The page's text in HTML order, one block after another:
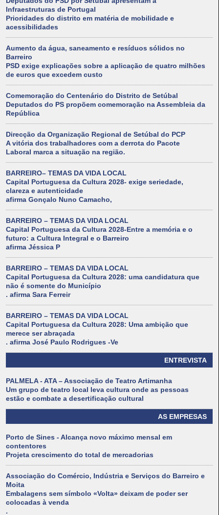
Infraestruturas de Portugal
Prioridades do distrito em matéria de mobilidade e
acessibilidades
Aumento da água, saneamento e resíduos sólidos no
Barreiro
PSD exige explicações sobre a aplicação de quatro milhões
de euros que excedem custo
Comemoração do Centenário do Distrito de Setúbal
Deputados do PS propõem comemoração na Assembleia da
República
Direcção da Organização Regional de Setúbal do PCP
A vitória dos trabalhadores com a derrota do Pacote
Laboral marca a situação na região.
BARREIRO– TEMAS DA VIDA LOCAL
Capital Portuguesa da Cultura 2028- exige seriedade,
clareza e autenticidade
afirma Gonçalo Nuno Camacho,
BARREIRO – TEMAS DA VIDA LOCAL
Capital Portuguesa da Cultura 2028-Entre a memória e o
futuro: a Cultura Integral e o Barreiro
afirma Jéssica P
BARREIRO – TEMAS DA VIDA LOCAL
Capital Portuguesa da Cultura 2028: uma candidatura que
não é somente do Município
. afirma Sara Ferreir
BARREIRO – TEMAS DA VIDA LOCAL
Capital Portuguesa da Cultura 2028: Uma ambição que
merece ser abraçada
. afirma José Paulo Rodrigues -Ve
ENTREVISTA
PALMELA - ATA – Associação de Teatro Artimanha
Um grupo de teatro local leva cultura onde as pessoas
estão e combate a desertificação cultural
AS EMPRESAS
Porto de Sines - Alcança novo máximo mensal em
contentores
Projeta crescimento do total de mercadorias
Associação do Comércio, Indústria e Serviços do Barreiro e
Moita
Embalagens sem símbolo «Volta» deixam de poder ser
colocadas à venda
.